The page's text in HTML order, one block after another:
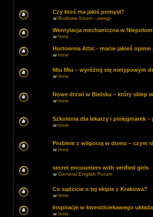
Czy ktoś ma jakiś pomysł?
wBudowa forum - uwagi
Wentylacja mechaniczna w
w Inne
Hurtownia Attic - macie jakieś opinie
w Inne
Miu Miu – wyróżnij się nietypowym
w Inne
Nowe drzwi w Bielsku – który sklep
w Inne
Szkolenia dla lekarzy i pielęgniarek –
w Inne
Problem z wilgocią w domu – czym
w Inne
secret encounters with verified girls
wGeneral English Forum
Co sądzicie o tej ekipie z Krakowa?
w Inne
Inspiracje w kwestiiciekawego
w Inne